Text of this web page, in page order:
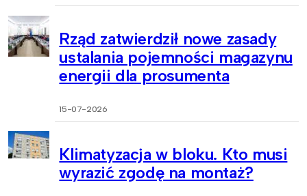
Rząd zatwierdził nowe zasady
ustalania pojemności magazynu
energii dla prosumenta
15-07-2026
Klimatyzacja w bloku. Kto musi
wyrazić zgodę na montaż?